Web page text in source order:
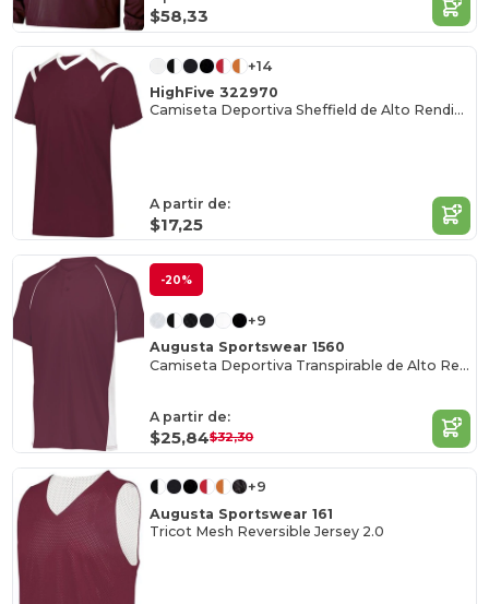
$58,33
+14
HighFive 322970
Camiseta Deportiva Sheffield de Alto Rendimiento
A partir de:
$17,25
-20%
+9
Augusta Sportswear 1560
Camiseta Deportiva Transpirable de Alto Rendimiento
A partir de:
$25,84$32,30
+9
Augusta Sportswear 161
Tricot Mesh Reversible Jersey 2.0